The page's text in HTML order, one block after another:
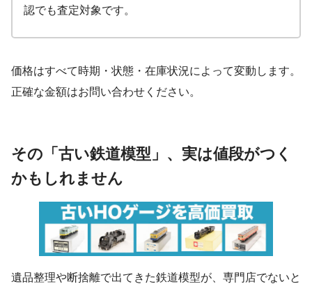
認でも査定対象です。
価格はすべて時期・状態・在庫状況によって変動します。
正確な金額はお問い合わせください。
その「古い鉄道模型」、実は値段がつく
かもしれません
遺品整理や断捨離で出てきた鉄道模型が、専門店でないと